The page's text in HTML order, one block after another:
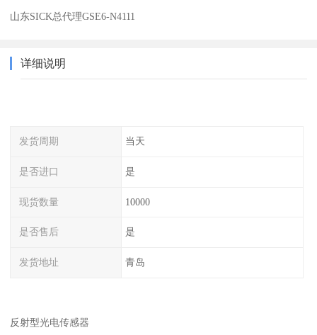
山东SICK总代理GSE6-N4111
详细说明
发货周期 当天
是否进口 是
现货数量 10000
是否售后 是
发货地址 青岛
反射型光电传感器